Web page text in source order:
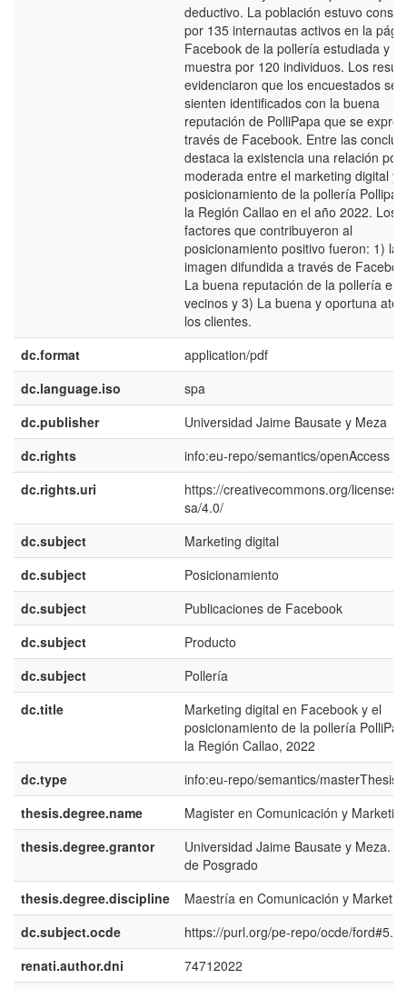
deductivo. La población estuvo
por 135 internautas activos en la
Facebook de la pollería estudiada y la
muestra por 120 individuos. Los
evidenciaron que los encuestados se
sienten identificados con la buena
reputación de PolliPapa que se
través de Facebook. Entre las
destaca la existencia una relación
moderada entre el marketing digital y
posicionamiento de la pollería
la Región Callao en el año 2022. Los
factores que contribuyeron al
posicionamiento positivo fueron: 1) la
imagen difundida a través de
La buena reputación de la pollería
vecinos y 3) La buena y oportuna
los clientes.
dc.format
application/pdf
dc.language.iso
spa
dc.publisher
Universidad Jaime Bausate y Meza
dc.rights
info:eu-repo/semantics/openAccess
dc.rights.uri
https://creativecommons.org/licenses/
sa/4.0/
dc.subject
Marketing digital
dc.subject
Posicionamiento
dc.subject
Publicaciones de Facebook
dc.subject
Producto
dc.subject
Pollería
dc.title
Marketing digital en Facebook y el
posicionamiento de la pollería
la Región Callao, 2022
dc.type
info:eu-repo/semantics/masterThesis
thesis.degree.name
Magister en Comunicación y
thesis.degree.grantor
Universidad Jaime Bausate y Meza.
de Posgrado
thesis.degree.discipline
Maestría en Comunicación y
dc.subject.ocde
https://purl.org/pe-repo/ocde/
renati.author.dni
74712022